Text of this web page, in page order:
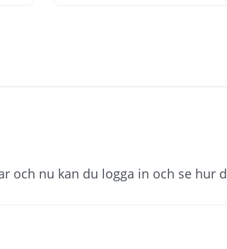
och nu kan du logga in och se hur